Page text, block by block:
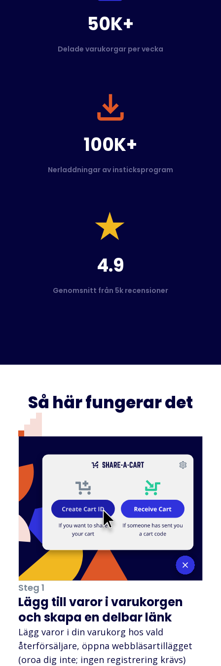
50K+
Delade varukorgar per vecka
100K+
Nerladdningar av insticksprogram
4.9
Genomsnitt från 5k recensioner
Så här fungerar det
Steg 1
Lägg till varor i varukorgen
och skapa en delbar länk
Lägg varor i din varukorg hos vald
återförsäljare, öppna webbläsartillägget
(oroa dig inte; ingen registrering krävs)